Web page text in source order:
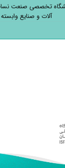
تخصصی صنعت
آلات و صنایع وابسته